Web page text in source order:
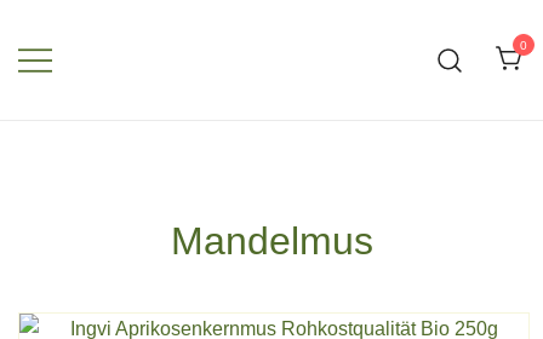
Inhalt
springen
0
Mandelmus